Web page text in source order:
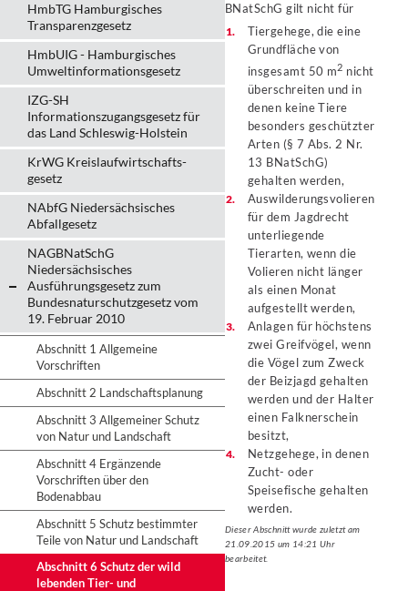
HmbTG Hamburgisches
Transparenzgesetz
HmbUIG - Hamburgisches
Umweltinformationsgesetz
IZG-SH
Informationszugangsgesetz für
das Land Schleswig-Holstein
KrWG Kreislaufwirtschafts­
gesetz
NAbfG Niedersächsisches
Abfallgesetz
NAGBNatSchG
Niedersächsisches
Ausführungsgesetz zum
Bundesnaturschutzgesetz vom
19. Februar 2010
Abschnitt 1 Allgemeine
Vorschriften
Abschnitt 2 Landschaftsplanung
Abschnitt 3 Allgemeiner Schutz
von Natur und Landschaft
Abschnitt 4 Ergänzende
Vorschriften über den
Bodenabbau
Abschnitt 5 Schutz bestimmter
Teile von Natur und Landschaft
Abschnitt 6 Schutz der wild
lebenden Tier- und
BNatSchG gilt nicht für
Tiergehege, die eine
Grundfläche von
insgesamt 50 m2 nicht
überschreiten und in
denen keine Tiere
besonders geschützter
Arten (§ 7 Abs. 2 Nr.
13 BNatSchG)
gehalten werden,
Auswilderungsvolieren
für dem Jagdrecht
unterliegende
Tierarten, wenn die
Volieren nicht länger
als einen Monat
aufgestellt werden,
Anlagen für höchstens
zwei Greifvögel, wenn
die Vögel zum Zweck
der Beizjagd gehalten
werden und der Halter
einen Falknerschein
besitzt,
Netzgehege, in denen
Zucht- oder
Speisefische gehalten
werden.
Dieser Abschnitt wurde zuletzt am
21.09.2015 um 14:21 Uhr
bearbeitet.